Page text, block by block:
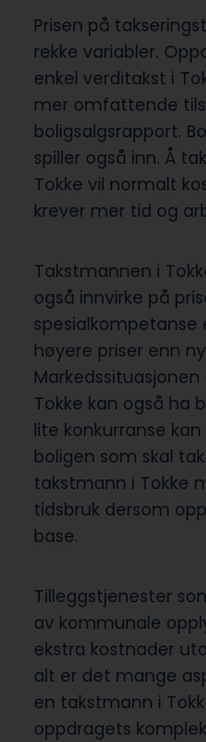
Prisen på
rekke variabler.
enkel verditakst i
mer omfattende
boligsalgsrapport.
spiller også inn. Å
Tokke vil normalt
krever mer tid og
Takstmannen i
også innvirke på
spesialkompetanse
høyere priser enn
Tokke kan også ha
lite konkurranse
boligen som skal
takstmann i Tokke
tidsbruk dersom
base.
Tilleggstjenester
av kommunale
ekstra kostnader
alt er det mange
en takstmann i
oppdragets